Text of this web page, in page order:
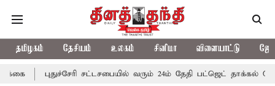
தமிழகம் தேசியம் உலகம் சினிமா விளையாட்டு
புதுச்சேரி சட்டசபையில் வரும் 24ம் தேதி பட்ஜெட் தாக்கல்